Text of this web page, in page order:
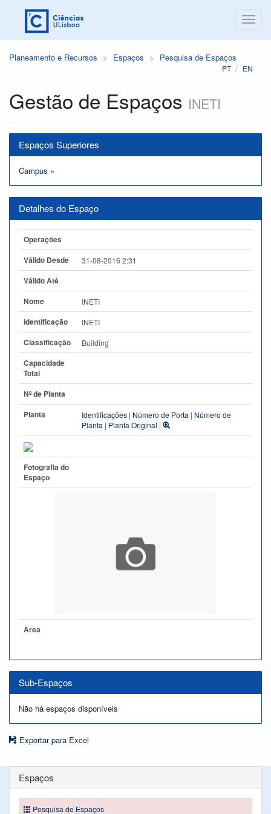
Planeamento e Recursos Espaços Pesquisa de Espaços
PT EN
Gestão de Espaços INETI
Espaços Superiores
Campus »
Detalhes do Espaço
Operações
Válido Desde
31-08-2016 2:31
Válido Até
Nome
INETI
Identificação INETI
Classificação Building
Capacidade
Total
Nº de Planta
Planta
Identificações | Número de Porta | Número de
Planta | Planta Original |
Fotografia do
Espaço
Àrea
Sub-Espaços
Não há espaços disponíveis
Exportar para Excel
Espaços
Pesquisa de Espaços